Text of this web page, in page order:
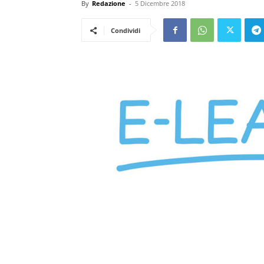
By Redazione - 5 Dicembre 2018
Condividi